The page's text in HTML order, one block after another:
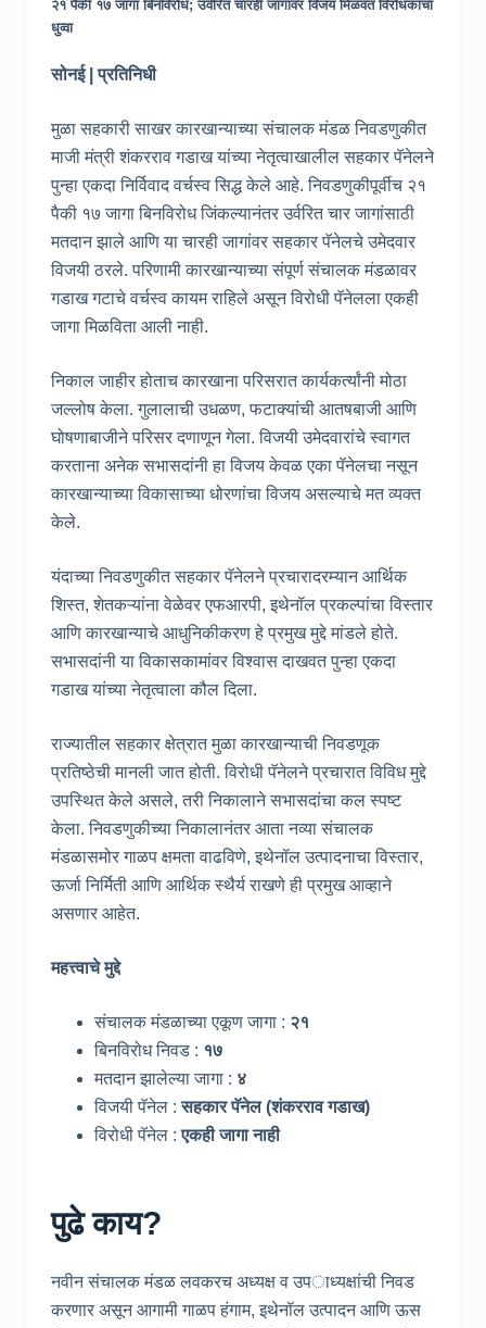
२१ पैकी १७ जागा बिनविरोध; उर्वरित चारही जागांवर विजय मिळवत विरोधकांचा
धुव्वा
सोनई | प्रतिनिधी
मुळा सहकारी साखर कारखान्याच्या संचालक मंडळ निवडणुकीत
माजी मंत्री शंकरराव गडाख यांच्या नेतृत्वाखालील सहकार पॅनेलने
पुन्हा एकदा निर्विवाद वर्चस्व सिद्ध केले आहे. निवडणुकीपूर्वीच २१
पैकी १७ जागा बिनविरोध जिंकल्यानंतर उर्वरित चार जागांसाठी
मतदान झाले आणि या चारही जागांवर सहकार पॅनेलचे उमेदवार
विजयी ठरले. परिणामी कारखान्याच्या संपूर्ण संचालक मंडळावर
गडाख गटाचे वर्चस्व कायम राहिले असून विरोधी पॅनेलला एकही
जागा मिळविता आली नाही.
निकाल जाहीर होताच कारखाना परिसरात कार्यकर्त्यांनी मोठा
जल्लोष केला. गुलालाची उधळण, फटाक्यांची आतषबाजी आणि
घोषणाबाजीने परिसर दणाणून गेला. विजयी उमेदवारांचे स्वागत
करताना अनेक सभासदांनी हा विजय केवळ एका पॅनेलचा नसून
कारखान्याच्या विकासाच्या धोरणांचा विजय असल्याचे मत व्यक्त
केले.
यंदाच्या निवडणुकीत सहकार पॅनेलने प्रचारादरम्यान आर्थिक
शिस्त, शेतकऱ्यांना वेळेवर एफआरपी, इथेनॉल प्रकल्पांचा विस्तार
आणि कारखान्याचे आधुनिकीकरण हे प्रमुख मुद्दे मांडले होते.
सभासदांनी या विकासकामांवर विश्वास दाखवत पुन्हा एकदा
गडाख यांच्या नेतृत्वाला कौल दिला.
राज्यातील सहकार क्षेत्रात मुळा कारखान्याची निवडणूक
प्रतिष्ठेची मानली जात होती. विरोधी पॅनेलने प्रचारात विविध मुद्दे
उपस्थित केले असले, तरी निकालाने सभासदांचा कल स्पष्ट
केला. निवडणुकीच्या निकालानंतर आता नव्या संचालक
मंडळासमोर गाळप क्षमता वाढविणे, इथेनॉल उत्पादनाचा विस्तार,
ऊर्जा निर्मिती आणि आर्थिक स्थैर्य राखणे ही प्रमुख आव्हाने
असणार आहेत.
महत्त्वाचे मुद्दे
संचालक मंडळाच्या एकूण जागा : २१
बिनविरोध निवड : १७
मतदान झालेल्या जागा : ४
विजयी पॅनेल :सहकार पॅनेल (शंकरराव गडाख)
विरोधी पॅनेल :एकही जागा नाही
पुढे काय?
नवीन संचालक मंडळ लवकरच अध्यक्ष व उपाध्यक्षांची निवड
करणार असून आगामी गाळप हंगाम, इथेनॉल उत्पादन आणि ऊस